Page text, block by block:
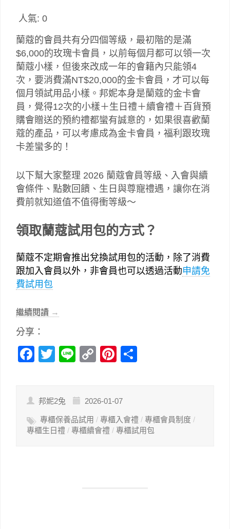
人氣: 0
蘭蔻的會員共有分四個等級，最初階的是滿
$6,000的玫瑰卡會員，以前每個月都可以領一次
蘭蔻小樣，但後來改成一年的會籍內只能領4
次，要消費滿NT$20,000的金卡會員，才可以每
個月領試用品小樣。邦妮本身是蘭蔻的金卡會
員，覺得12次的小樣＋生日禮＋續會禮＋百貨預
購會贈送的預約禮都蠻有誠意的，如果很喜歡蘭
蔻的產品，可以考慮成為金卡會員，福利跟玫瑰
卡差蠻多的！
以下幫大家整理 2026 蘭蔻會員等級、入會與續
會條件、點數回饋、生日與尊寵禮遇，讓你在消
費前就知道值不值得衝等級～
領取蘭蔻試用包的方式？
蘭蔻不定期會推出兌換試用包的活動，除了消費
跟加入會員以外，非會員也可以透過活動申請免
費試用包
繼續閱讀 →
分享：
Facebook
Twitter
LineCopyPinterest
邦妮2兔 2026-01-07
專櫃保養品試用 / 專櫃入會禮 / 專櫃會員制度 /
專櫃生日禮 / 專櫃續會禮 / 專櫃試用包